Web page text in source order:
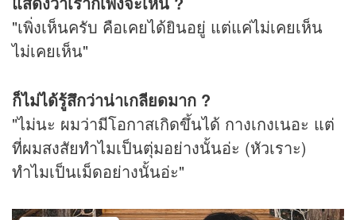
"เพิ่งเห็นครับ คือเคยได้ยินอยู่ แต่แค่ไม่เคยเห็น
ไม่เคยเห็น"
ก็ไม่ได้รู้สึกว่าน่าเกลียดมาก ?
"ไม่นะ ผมว่ามีโอกาสเกิดขึ้นได้ กางเกงเนอะ แต่
ที่ผมสงสัยทำไมเป็นตุ่มอย่างนั้นอ่ะ (หัวเราะ)
ทำไมเป็นเม็ดอย่างนั้นอ่ะ"